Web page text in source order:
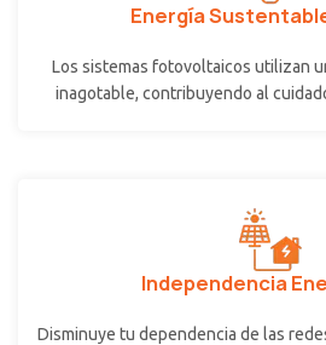
Energía
Los sistemas fotovoltaicos utilizan
inagotable, contribuyendo al
Independencia
Disminuye tu dependencia de las